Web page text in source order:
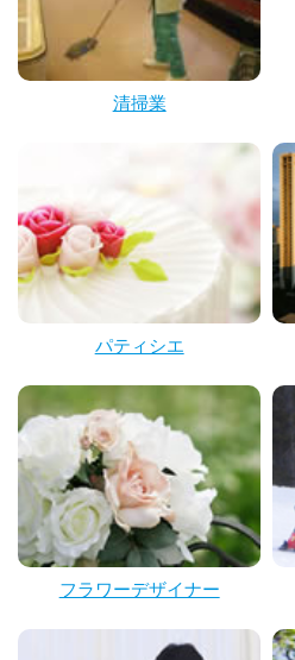
清掃業
パティシエ
フラワーデザイナー